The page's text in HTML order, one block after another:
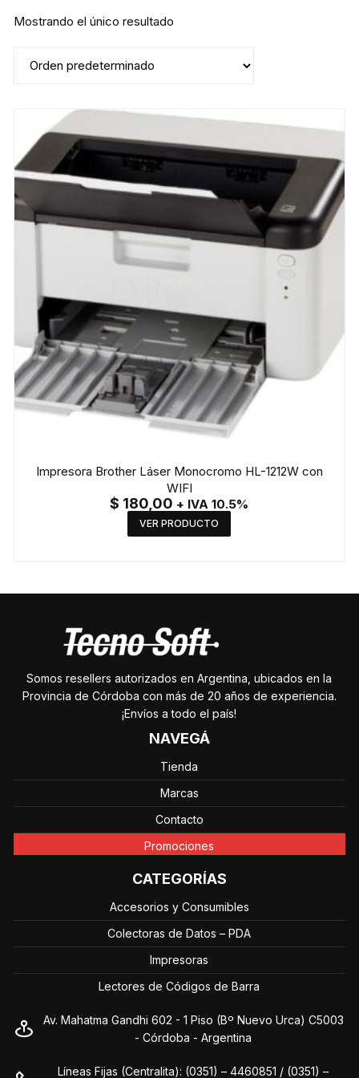
Mostrando el único resultado
Impresora Brother Láser Monocromo HL-1212W con
WIFI
$ 180,00 + IVA 10.5%
VER PRODUCTO
Somos resellers autorizados en Argentina, ubicados en la
Provincia de Córdoba con más de 20 años de experiencia.
¡Envíos a todo el país!
NAVEGÁ
Tienda
Marcas
Contacto
Promociones
CATEGORÍAS
Accesorios y Consumibles
Colectoras de Datos – PDA
Impresoras
Lectores de Códigos de Barra
Av. Mahatma Gandhi 602 - 1 Piso (Bº Nuevo Urca) C5003
- Córdoba - Argentina
Líneas Fijas (Centralita): (0351) – 4460851 / (0351) –